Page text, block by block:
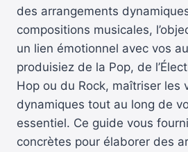
des arrangements
compositions musicales,
un lien émotionnel avec vos
produisiez de la Pop, de
Hop ou du Rock, maîtriser les
dynamiques tout au long de
essentiel. Ce guide vous
concrètes pour élaborer des